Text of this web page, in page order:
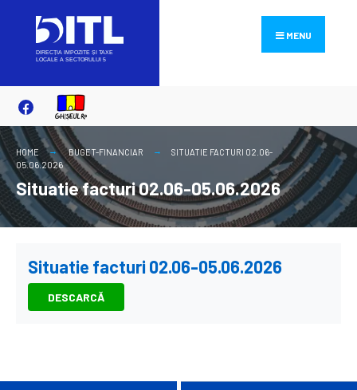
content
MENU
HOME BUGET-FINANCIAR
SITUATIE FACTURI 02.06-
05.06.2026
Situatie facturi 02.06-05.06.2026
Situatie facturi 02.06-05.06.2026
DESCARCĂ
for: